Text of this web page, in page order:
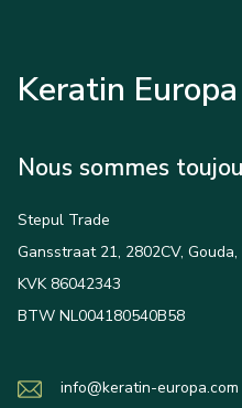
Keratin Europa
Nous sommes
Stepul Trade
Gansstraat 21, 2802CV,
KVK 86042343
BTW NL004180540B58
info@keratin-europa.com